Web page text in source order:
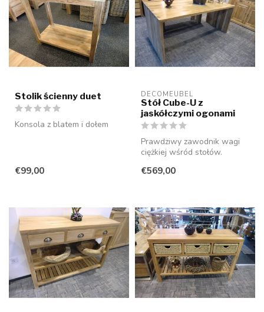
Stolik ścienny duet
Konsola z blatem i dołem
€99,00
DECOMEUBEL
Stół Cube-U z
jaskółczymi ogonami
Prawdziwy zawodnik wagi
ciężkiej wśród stołów.
wykonane ...
€569,00